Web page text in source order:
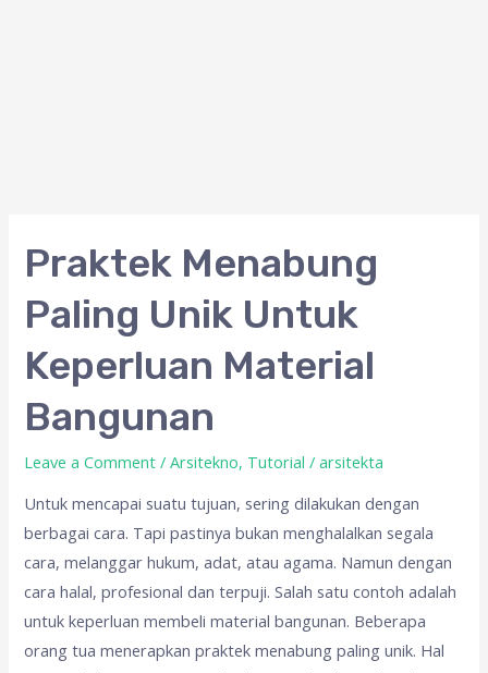
Praktek Menabung
Paling Unik Untuk
Keperluan Material
Bangunan
Leave a Comment /Arsitekno, Tutorial /arsitekta
Untuk mencapai suatu tujuan, sering dilakukan dengan
berbagai cara. Tapi pastinya bukan menghalalkan segala
cara, melanggar hukum, adat, atau agama. Namun dengan
cara halal, profesional dan terpuji. Salah satu contoh adalah
untuk keperluan membeli material bangunan. Beberapa
orang tua menerapkan praktek menabung paling unik. Hal
Praktek
Menabung
Paling
Untuk
Keperluan
Material
Bangunan